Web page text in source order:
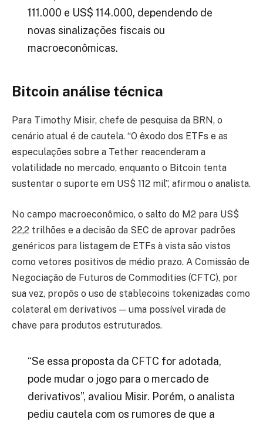
111.000 e US$ 114.000, dependendo de
novas sinalizações fiscais ou
macroeconômicas.
Bitcoin análise técnica
Para Timothy Misir, chefe de pesquisa da BRN, o
cenário atual é de cautela. “O êxodo dos ETFs e as
especulações sobre a Tether reacenderam a
volatilidade no mercado, enquanto o Bitcoin tenta
sustentar o suporte em US$ 112 mil”, afirmou o analista.
No campo macroeconômico, o salto do M2 para US$
22,2 trilhões e a decisão da SEC de aprovar padrões
genéricos para listagem de ETFs à vista são vistos
como vetores positivos de médio prazo. A Comissão de
Negociação de Futuros de Commodities (CFTC), por
sua vez, propôs o uso de stablecoins tokenizadas como
colateral em derivativos — uma possível virada de
chave para produtos estruturados.
“Se essa proposta da CFTC for adotada,
pode mudar o jogo para o mercado de
derivativos”, avaliou Misir. Porém, o analista
pediu cautela com os rumores de que a